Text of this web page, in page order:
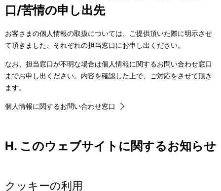
口/苦情の申し出先
お客さまの個人情報の取扱については、ご提供頂いた際に明示させ
て頂きました、それぞれの担当窓口にお申し出ください。
なお、担当窓口が不明な場合は個人情報に関するお問い合わせ窓口
までお申し出ください。内容を確認した上で、ご対応をさせて頂き
ます。
個人情報に関するお問い合わせ窓口
H. このウェブサイトに関するお知らせ
クッキーの利用